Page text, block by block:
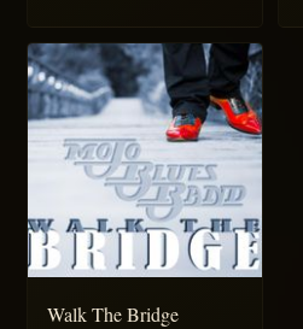
Walk The Bridge